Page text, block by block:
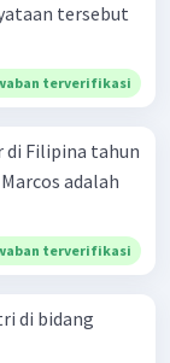
tersebut
terverifikasi
di Filipina tahun
adalah
terverifikasi
di bidang